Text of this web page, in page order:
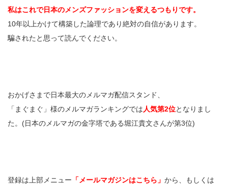
私はこれで日本のメンズファッションを変えるつもりです。
10年以上かけて構築した論理であり絶対の自信があります。
騙されたと思って読んでください。
おかげさまで日本最大のメルマガ配信スタンド、
「まぐまぐ」様のメルマガランキングでは 人気第2位となりまし
た。(日本のメルマガの金字塔である堀江貴文さんが第3位)
登録は上部メニュー 「メールマガジンはこちら」 から、もしくは